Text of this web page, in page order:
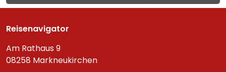
Reisenavigator
Am Rathaus 9
08258 Markneukirchen